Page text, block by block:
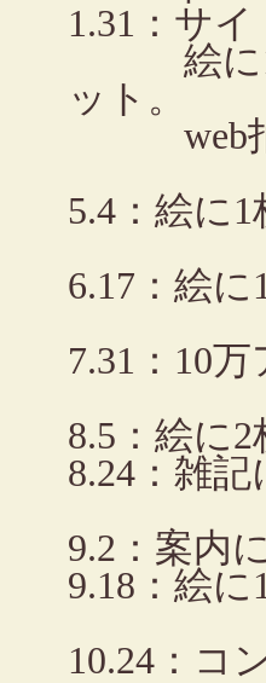
1.31：サ
絵に1枚
ット。
web拍手
5.4：絵に1
6.17：絵に
7.31：10
8.5：絵に2
8.24：雑
9.2：案内
9.18：絵に
10.24：コ